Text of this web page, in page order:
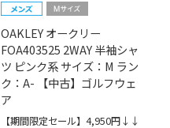
OAKLEY オークリー
FOA403525 2WAY 半袖シャ
ツ ピンク系 サイズ：M ラン
ク：A- 【中古】ゴルフウェ
ア
【期間限定セール】4,950円↓↓